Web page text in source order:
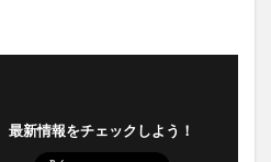
最新情報をチェックしよう！